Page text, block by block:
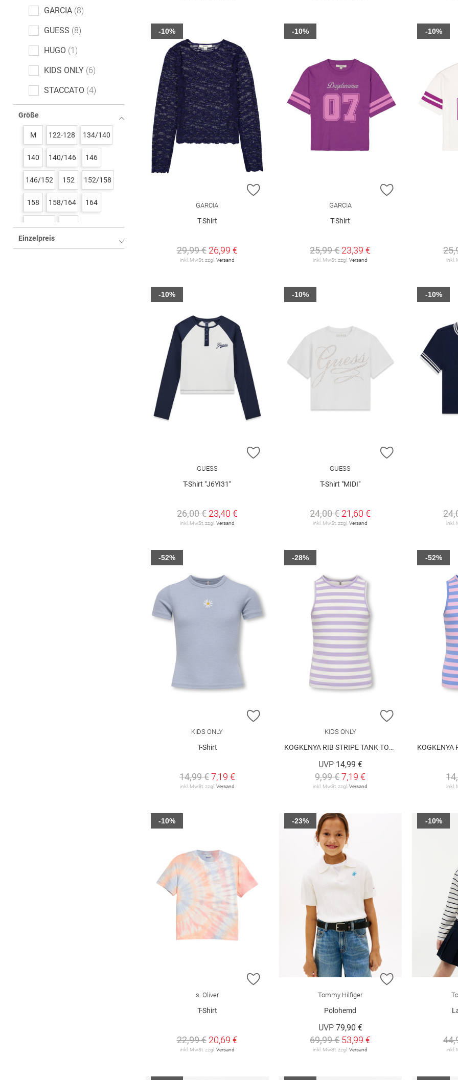
GARCIA 8
GUESS 8
HUGO 1
KIDS ONLY 6
STACCATO 4
VERO MODA Girl 1
s. Oliver 1
Größe
M 122-128 134/140
140 140/146 146
146/152 152 152/158
158 158/164 164
Einzelpreis
ZUR WUNSCHLISTE HINZUFÜGEN
GARCIA
T-Shirt
29,99 € 26,99 €
inkl. MwSt. zzgl. Versand
-10%
ZUR
GARCIA
T-Shirt
25,99 € 23,39 €
inkl. MwSt. zzgl.Versand
-10%
inkl.
-10%
ZUR WUNSCHLISTE HINZUFÜGEN
GUESS
T-Shirt "J6YI31"
26,00 € 23,40 €
inkl. MwSt. zzgl. Versand
-10%
ZUR
GUESS
T-Shirt "MIDI"
24,00 € 21,60 €
inkl. MwSt. zzgl.Versand
-10%
inkl.
-10%
ZUR WUNSCHLISTE HINZUFÜGEN
KIDS ONLY
T-Shirt
14,99 € 7,19 €
inkl. MwSt. zzgl. Versand
-52%
ZUR
KIDS ONLY
KOGKENYA RIB STRIPE TANK TOP JRS
UVP 14,99 €
9,99 €7,19 €
inkl. MwSt. zzgl.Versand
-28%
KOGKENYA
inkl.
-52%
ZUR WUNSCHLISTE HINZUFÜGEN
s. Oliver
T-Shirt
22,99 € 20,69 €
inkl. MwSt. zzgl. Versand
-10%
ZUR
Tommy Hilfiger
Polohemd
UVP 79,90 €
69,99 € 53,99 €
inkl. MwSt. zzgl.Versand
-23%
inkl.
-10%